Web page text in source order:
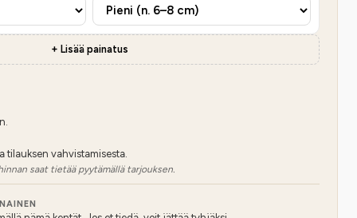
+ Lisää painatus
tilauksen vahvistamisesta.
saat tietää pyytämällä tarjouksen.